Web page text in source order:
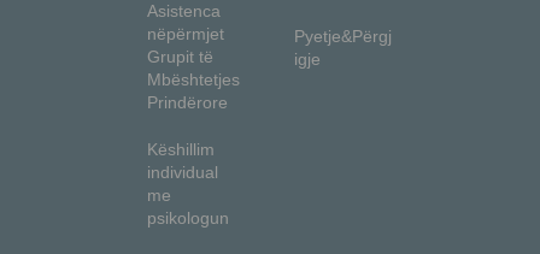
Asistenca
nëpërmjet
Grupit të
Mbështetjes
Prindërore
Këshillim
individual
me
psikologun
Pyetje&Përgj
igje